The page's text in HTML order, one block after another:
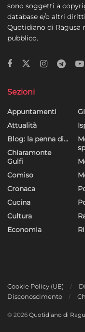
sono soggetti a
database e/o altri
Quotidiano di Ragusa
pubblico.
Sezioni
Appuntamenti
Attualità
Blog: la penna di…
Chiaramonte
Gulfi
Comiso
Cronaca
Cucina
Cultura
Economia
Cookie Policy (UE)
Disconoscimento
© 2026 Quotidiano di